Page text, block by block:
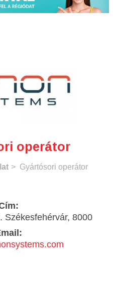
operátor
> Gyártósori operátor
Székesfehérvár, 8000